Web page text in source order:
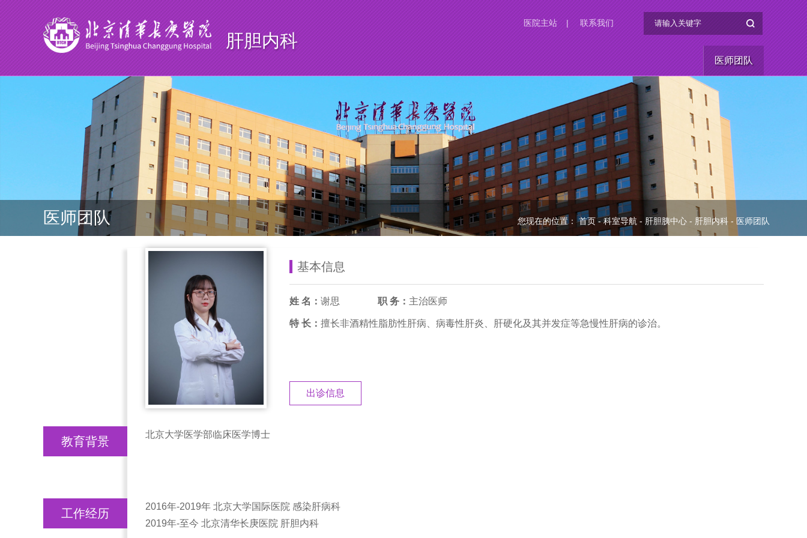
肝胆内科
医院主站 | 联系我们
医师团队
医师团队 您现在的位置：首页-科室导航 - 肝胆胰中心 - 肝胆内科 - 医师团队
基本信息
姓 名： 谢思 职 务： 主治医师
特 长： 擅长非酒精性脂肪性肝病、病毒性肝炎、肝硬化及其并发症等急慢性肝病的诊治。
出诊信息
教育背景
北京大学医学部临床医学博士
工作经历
2016年-2019年 北京大学国际医院 感染肝病科
2019年-至今 北京清华长庚医院 肝胆内科